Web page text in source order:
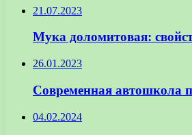
21.07.2023
Мука доломитовая:
26.01.2023
Современная автошкола
04.02.2024